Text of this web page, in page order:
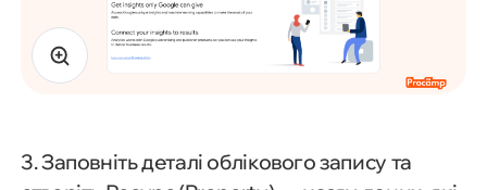
3. Заповніть деталі облікового запису та